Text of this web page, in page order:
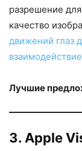
разрешение
качество
движений глаз
Лучшие
3. Apple